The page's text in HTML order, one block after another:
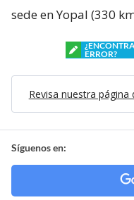
sede en Yopal (330
ERROR?
Revisa nuestra página
Síguenos en: